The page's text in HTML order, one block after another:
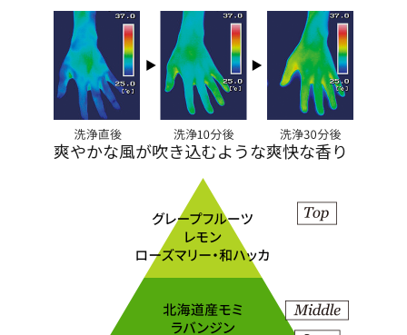
爽やかな風が吹き込むような爽快な香り